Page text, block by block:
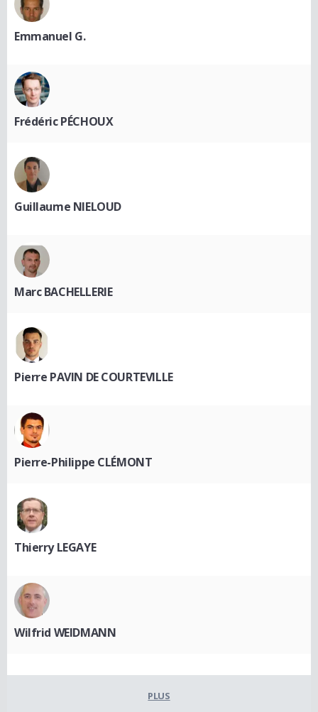
Emmanuel G.
Frédéric PÉCHOUX
Guillaume NIELOUD
Marc BACHELLERIE
Pierre PAVIN DE COURTEVILLE
Pierre-Philippe CLÉMONT
Thierry LEGAYE
Wilfrid WEIDMANN
PLUS